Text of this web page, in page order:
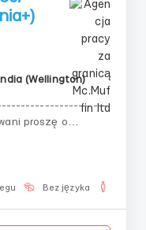
(Wellington)
proszę o
Bez języka